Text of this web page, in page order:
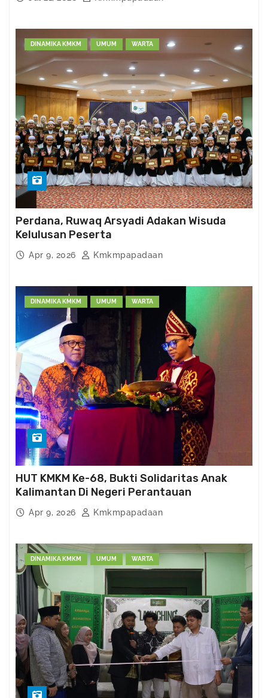
DINAMIKA KMKM UMUM WARTA
Perdana, Ruwaq Arsyadi Adakan Wisuda
Kelulusan Peserta
Apr 9, 2026 Kmkmpapadaan
DINAMIKA KMKM UMUM WARTA
HUT KMKM Ke-68, Bukti Solidaritas Anak
Kalimantan Di Negeri Perantauan
Apr 9, 2026 Kmkmpapadaan
DINAMIKA KMKM UMUM WARTA